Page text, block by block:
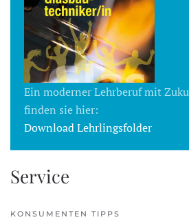
Ein moderner Lehrberuf mit
finden sie hier:
Download Lehrlingsfolder
Service
KONSUMENTEN TIPPS